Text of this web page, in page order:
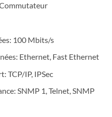
100 Mbits/s
Ethernet, Fast Ethernet
TCP/IP, IPSec
SNMP 1, Telnet, SNMP